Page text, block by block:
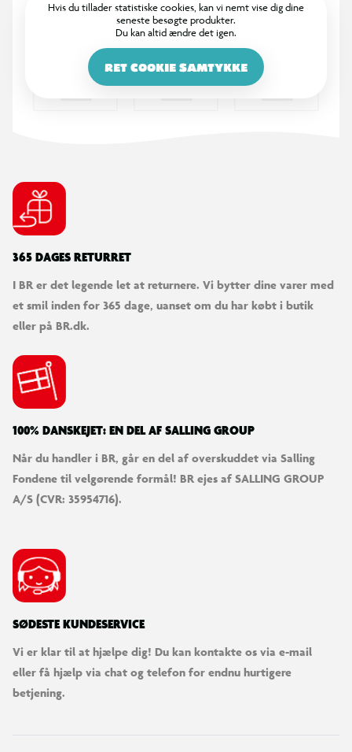
Hvis du tillader statistiske cookies, kan vi nemt vise dig dine
seneste besøgte produkter.
Du kan altid ændre det igen.
RET COOKIE SAMTYKKE
365 DAGES RETURRET
I BR er det legende let at returnere. Vi bytter dine varer med
et smil inden for 365 dage, uanset om du har købt i butik
eller på BR.dk.
100% DANSKEJET: EN DEL AF SALLING GROUP
Når du handler i BR, går en del af overskuddet via Salling
Fondene til velgørende formål! BR ejes af SALLING GROUP
A/S (CVR: 35954716).
SØDESTE KUNDESERVICE
Vi er klar til at hjælpe dig! Du kan kontakte os via e-mail
eller få hjælp via chat og telefon for endnu hurtigere
betjening.